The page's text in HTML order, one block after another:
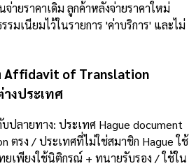
ายราคาเดิม ลูกค้าหลังจ่ายราคาใหม่
รมเนียมไว้ในรายการ 'ค่าบริการ' และไม่
Affidavit of Translation
งประเทศ
ปลายทาง: ประเทศ Hague document
ตรง / ประเทศที่ไม่ใช่สมาชิก Hague ใช้
ยเพียงใช้นิติกรณ์ + ทนายรับรอง / ใช้ใน